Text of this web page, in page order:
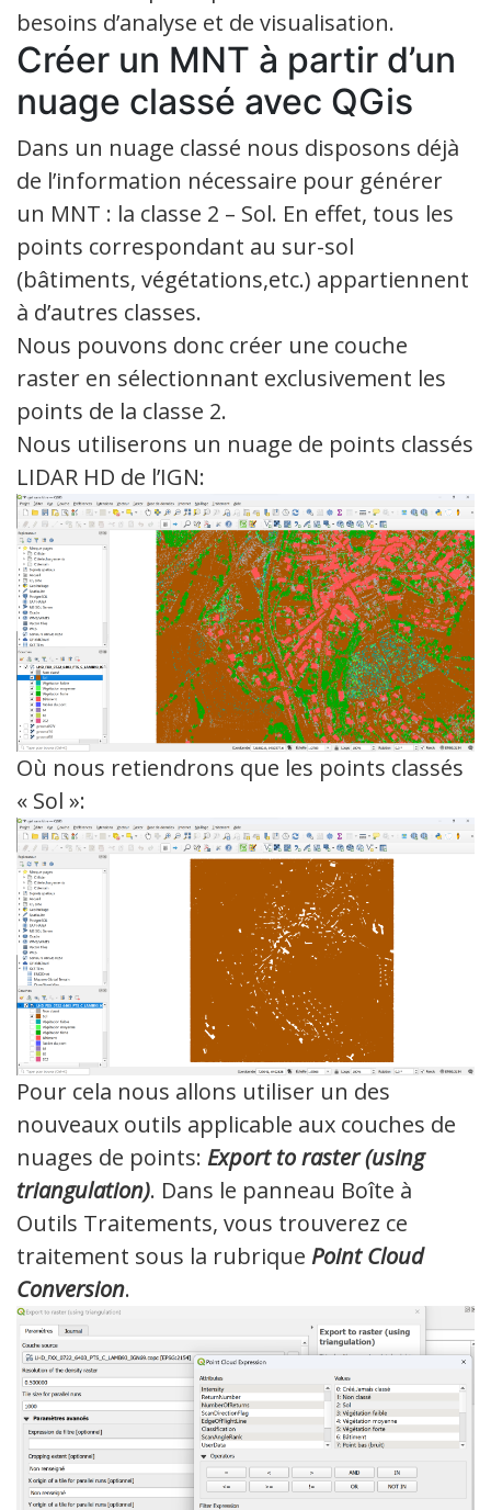
besoins d’analyse et de visualisation.
Créer un MNT à partir d’un
nuage classé avec QGis
Dans un nuage classé nous disposons déjà
de l’information nécessaire pour générer
un MNT : la classe 2 – Sol. En effet, tous les
points correspondant au sur-sol
(bâtiments, végétations,etc.) appartiennent
à d’autres classes.
Nous pouvons donc créer une couche
raster en sélectionnant exclusivement les
points de la classe 2.
Nous utiliserons un nuage de points classés
LIDAR HD de l’IGN:
Où nous retiendrons que les points classés
« Sol »:
Pour cela nous allons utiliser un des
nouveaux outils applicable aux couches de
nuages de points: Export to raster (using
triangulation). Dans le panneau Boîte à
Outils Traitements, vous trouverez ce
traitement sous la rubrique Point Cloud
Conversion.